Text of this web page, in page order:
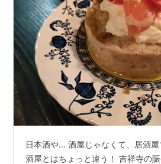
日本酒や… 酒屋じゃなくて、居酒
酒屋とはちょっと違う！ 吉祥寺の